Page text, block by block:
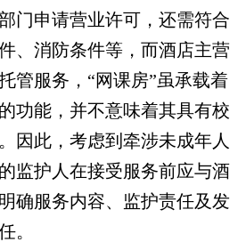
门申请营业许可，还需符合
、消防条件等，而酒店主营
管服务，“网课房”虽承载着
功能，并不意味着其具有校
因此，考虑到牵涉未成年人
监护人在接受服务前应与酒
确服务内容、监护责任及发
。